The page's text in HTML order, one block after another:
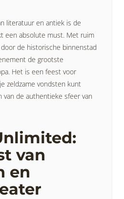
literatuur en antiek is de
een absolute must. Met ruim
de historische binnenstad
de grootste
Het is een feest voor
zeldzame vondsten kunt
de authentieke sfeer van
van
en